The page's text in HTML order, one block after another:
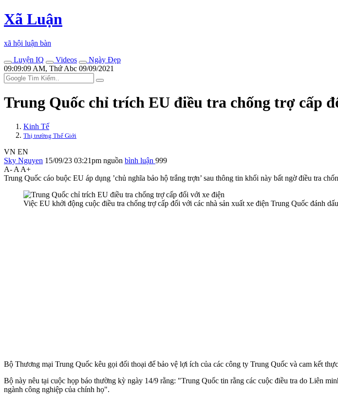
Xã Luận
xã hội luận bàn
Luyện IQ
Videos
Ngày Đẹp
09:09:09 AM, Thứ Abc 09/09/2021
Trung Quốc chỉ trích EU điều tra chống trợ cấp
Kinh Tế
Thị trường Thế Giới
VN EN
Sky Nguyen 15/09/23 03:21pm nguồn bình luận 999
A- A A+
Trung Quốc cáo buộc EU áp dụng ’chủ nghĩa bảo hộ trắng trợn’ sau thông tin khối này bất ngờ điều tra
Việc EU khởi động cuộc điều tra chống trợ cấp đối với các nhà sản xuất xe điện Trung Quốc đánh
Bộ Thương mại Trung Quốc kêu gọi đối thoại để bảo vệ lợi ích của các công ty Trung Quốc và cam kết
Bộ này nêu tại cuộc họp báo thường kỳ ngày 14/9 rằng: "Trung Quốc tin rằng các cuộc điều tra do Liên
ngành công nghiệp của chính họ".